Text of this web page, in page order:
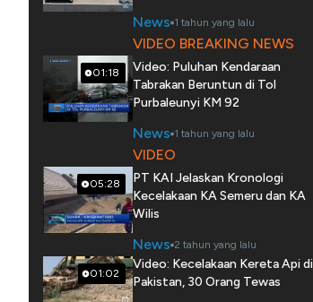
News 1 tahun yang lalu
01:18
VIDEO BREAKING NEWS
Video: Puluhan Kendaraan
Tabrakan Beruntun di Tol
Purbaleunyi KM 92
News 1 tahun yang lalu
05:28
VIDEO
PT KAI Jelaskan Kronologi
Kecelakaan KA Semeru dan KA
Wilis
News 2 tahun yang lalu
01:02
Video: Kecelakaan Kereta Api di
Pakistan, 30 Orang Tewas